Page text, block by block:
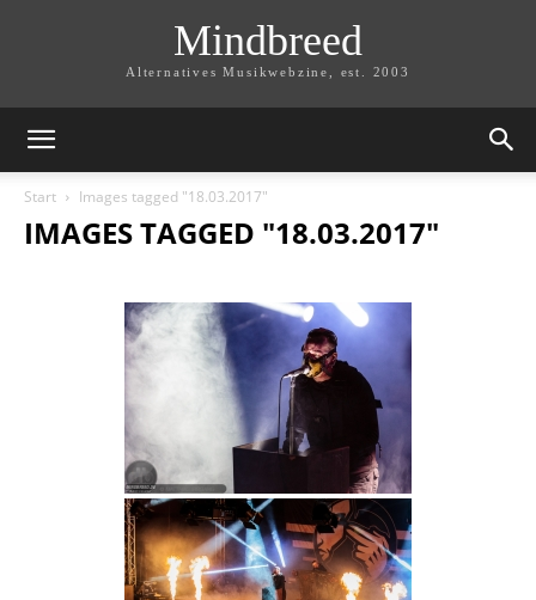
Mindbreed
Alternatives Musikwebzine, est. 2003
Start Images tagged "18.03.2017"
IMAGES TAGGED "18.03.2017"